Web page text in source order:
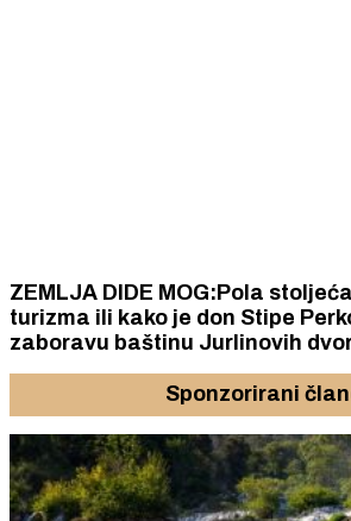
ZEMLJA DIDE MOG:Pola
turizma ili kako je don Stipe Perkov oteo
zaboravu baštinu Jurlinovih
Sponzorirani